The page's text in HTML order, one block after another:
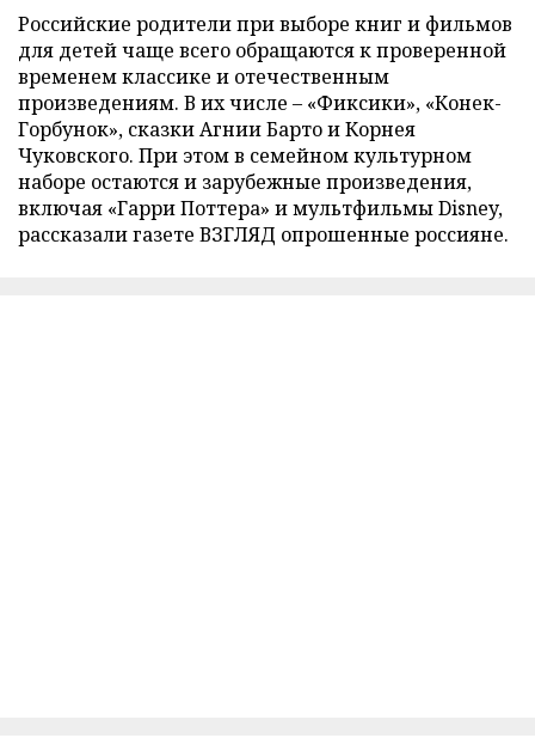
Российские родители при выборе книг и фильмов
для детей чаще всего обращаются к проверенной
временем классике и отечественным
произведениям. В их числе – «Фиксики», «Конек-
Горбунок», сказки Агнии Барто и Корнея
Чуковского. При этом в семейном культурном
наборе остаются и зарубежные произведения,
включая «Гарри Поттера» и мультфильмы Disney,
рассказали газете ВЗГЛЯД опрошенные россияне.